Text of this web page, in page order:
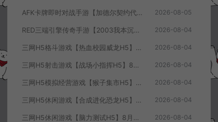
AFK卡牌即时对战手游【加德尔契约代金券内购修复版】8月最新整理Linux手工服务端+前后端全套源码+CDK授权后台+安卓苹果双端+详细搭建教程+视频教程 2026-08-05
RED三端引擎传奇手游【2003我本沉默三职业】8月最新整理Win一键服务端+PC安卓+详细搭建教程 2026-08-04
三网H5格斗游戏【热血校园威龙H5】8月最新整理Linux手工服务端+Win一键服务端+解压即玩+简易安卓客户端+详细搭建教程 2026-08-04
三网H5射击游戏【战场小指挥H5】8月最新整理Linux手工服务端+Win一键服务端+解压即玩+简易安卓客户端+详细搭建教程 2026-08-04
三网H5模拟经营游戏【猴子集市H5】8月最新整理Linux手工服务端+Win一键服务端+解压即玩+简易安卓客户端+详细搭建教程 2026-08-04
三网H5休闲游戏【合成进化恐龙H5】8月最新整理Linux手工服务端+Win一键服务端+解压即玩+简易安卓客户端+详细搭建教程 2026-08-04
三网H5休闲游戏【脑力测试H5】8月最新整理Linux手工服务端+Win一键服务端+解压即玩+简易安卓客户端+详细搭建教程 2026-08-04